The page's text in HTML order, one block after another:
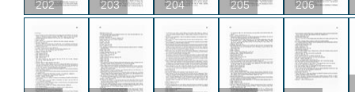
202 203 204 205 206